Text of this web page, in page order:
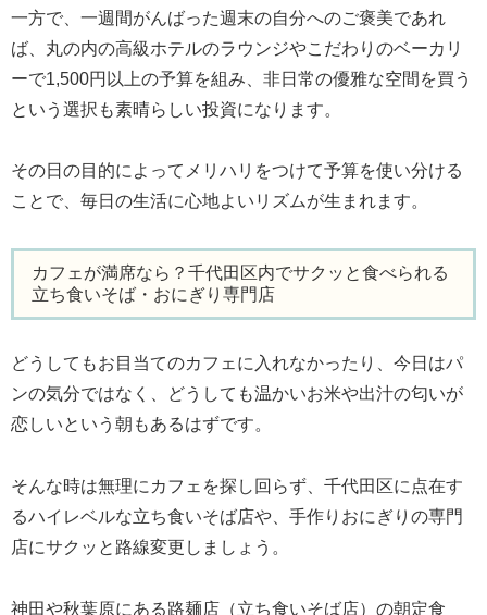
一方で、一週間がんばった週末の自分へのご褒美であれ
ば、丸の内の高級ホテルのラウンジやこだわりのベーカリ
ーで1,500円以上の予算を組み、非日常の優雅な空間を買う
という選択も素晴らしい投資になります。
その日の目的によってメリハリをつけて予算を使い分ける
ことで、毎日の生活に心地よいリズムが生まれます。
カフェが満席なら？千代田区内でサクッと食べられる
立ち食いそば・おにぎり専門店
どうしてもお目当てのカフェに入れなかったり、今日はパ
ンの気分ではなく、どうしても温かいお米や出汁の匂いが
恋しいという朝もあるはずです。
そんな時は無理にカフェを探し回らず、千代田区に点在す
るハイレベルな立ち食いそば店や、手作りおにぎりの専門
店にサクッと路線変更しましょう。
神田や秋葉原にある路麺店（立ち食いそば店）の朝定食